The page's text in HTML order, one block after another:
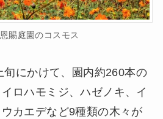
賜庭園のコスモス
旬にかけて、園内約260本の
ロハモミジ、ハゼノキ、イ
カエデなど9種類の木々が